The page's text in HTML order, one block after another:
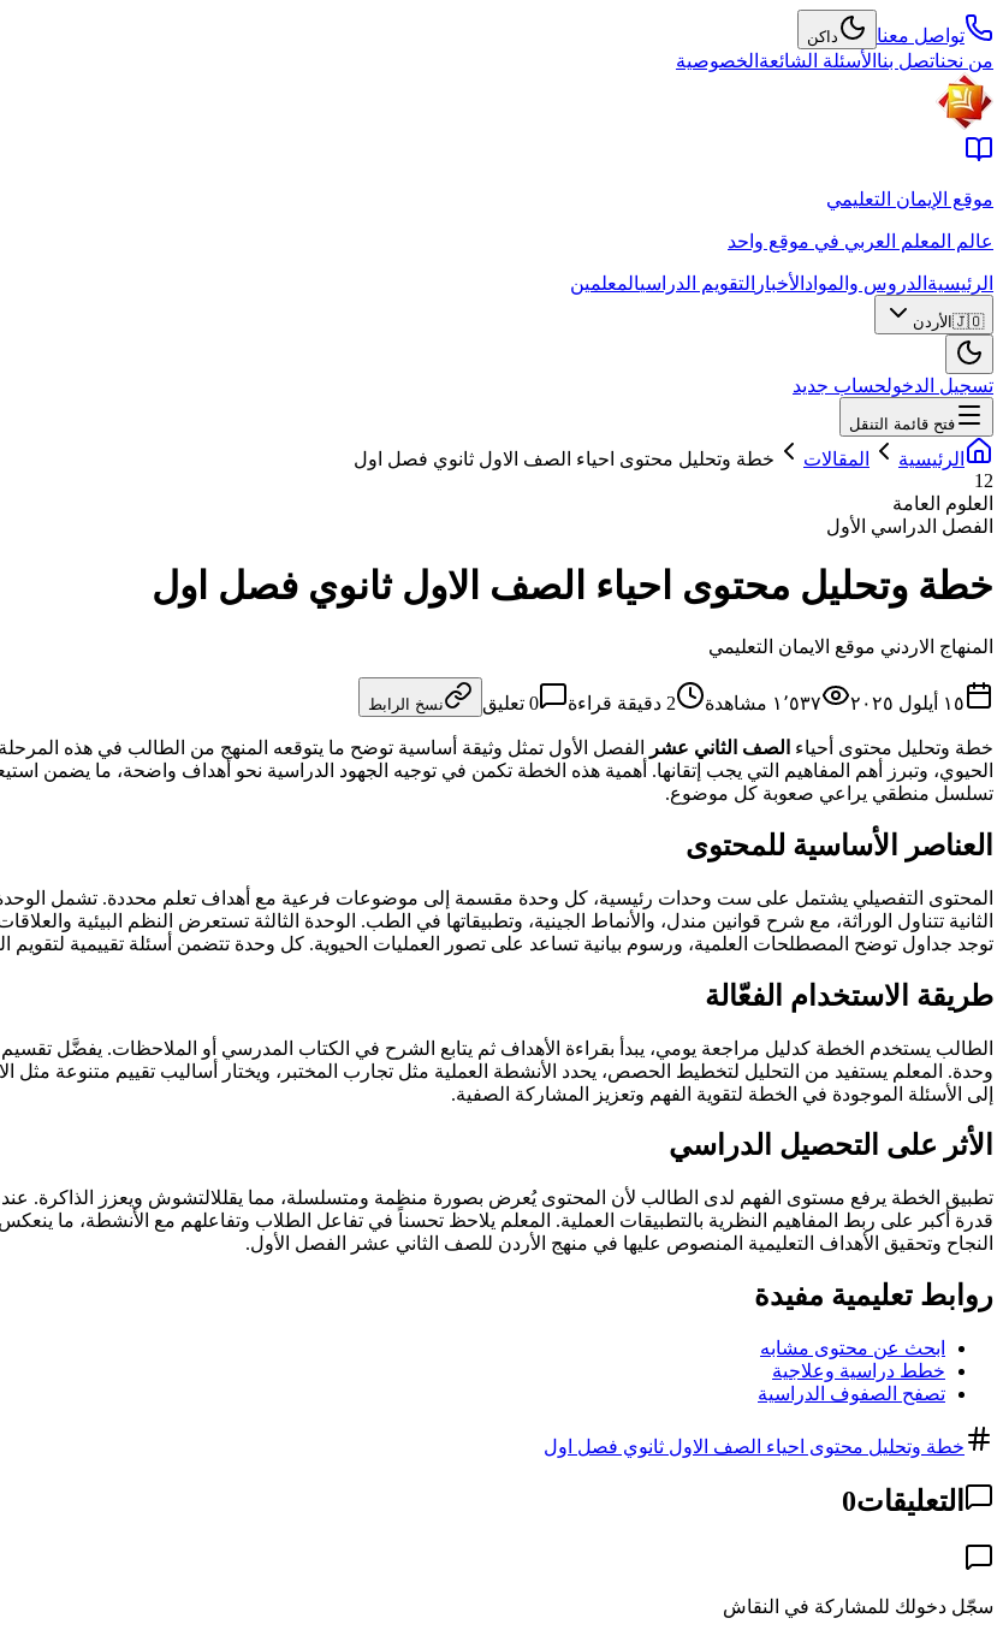
تواصل معنا داكن
من نحناتصل بنا الأسئلة الشائعة الخصوصية
موقع الإيمان التعليمي
عالم المعلم العربي في موقع واحد
الرئيسية الدروس والمواد الأخبار التقويم الدراسيالمعلمين
🇯🇴 الأردن
تسجيل الدخولحساب جديد
فتح قائمة التنقل
الرئيسية المقالات
خطة وتحليل محتوى احياء الصف الاول ثانوي فصل اول
12
العلوم العامة
الفصل الدراسي الأول
خطة وتحليل محتوى احياء الصف الاول ثانوي فصل اول
المنهاج الاردني موقع الايمان التعليمي
١٥ أيلول ٢٠٢٥ ١٬٥٣٧ مشاهدة 2 دقيقة قراءة 0 تعليق نسخ الرابط
خطة وتحليل محتوى أحياء الصف الثاني عشر
الفصل الأول تمثل وثيقة أساسية توضح ما يتوقعه المنهج من الطالب في هذه المرحلة.
الحيوي، وتبرز أهم المفاهيم التي يجب إتقانها. أهمية هذه الخطة تكمن في توجيه الجهود الدراسية نحو أهداف واضحة، ما يضمن
تسلسل منطقي يراعي صعوبة كل موضوع.
العناصر الأساسية للمحتوى
المحتوى التفصيلي يشتمل على ست وحدات رئيسية، كل وحدة مقسمة إلى موضوعات فرعية مع أهداف تعلم محددة. تشمل الوحدة
الثانية تتناول الوراثة، مع شرح قوانين مندل، والأنماط الجينية، وتطبيقاتها في الطب. الوحدة الثالثة تستعرض النظم البيئية
توجد جداول توضح المصطلحات العلمية، ورسوم بيانية تساعد على تصور العمليات الحيوية. كل وحدة تتضمن أسئلة تقييمية لتقويم
طريقة الاستخدام الفعّالة
الطالب يستخدم الخطة كدليل مراجعة يومي، يبدأ بقراءة الأهداف ثم يتابع الشرح في الكتاب المدرسي أو الملاحظات. يفضَّل
وحدة. المعلم يستفيد من التحليل لتخطيط الحصص، يحدد الأنشطة العملية مثل تجارب المختبر، ويختار أساليب تقييم متنوعة
إلى الأسئلة الموجودة في الخطة لتقوية الفهم وتعزيز المشاركة الصفية.
الأثر على التحصيل الدراسي
تطبيق الخطة يرفع مستوى الفهم لدى الطالب لأن المحتوى يُعرض بصورة منظمة ومتسلسلة، مما يقللالتشوش ويعزز الذاكرة.
قدرة أكبر على ربط المفاهيم النظرية بالتطبيقات العملية. المعلم يلاحظ تحسناً في تفاعل الطلاب وتفاعلهم مع الأنشطة، ما
النجاح وتحقيق الأهداف التعليمية المنصوص عليها في منهج الأردن للصف الثاني عشر الفصل الأول.
روابط تعليمية مفيدة
ابحث عن محتوى مشابه
خطط دراسية وعلاجية
تصفح الصفوف الدراسية
خطة وتحليل محتوى احياء الصف الاول ثانوي فصل اول
التعليقات0
سجّل دخولك للمشاركة في النقاش